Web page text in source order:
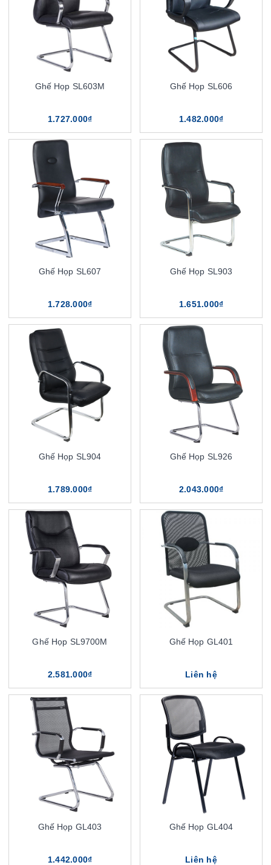
Ghế Họp SL603M
1.727.000₫
Ghế Họp SL606
1.482.000₫
Ghế Họp SL607
1.728.000₫
Ghế Họp SL903
1.651.000₫
Ghế Họp SL904
1.789.000₫
Ghế Họp SL926
2.043.000₫
Ghế Họp SL9700M
2.581.000₫
Ghế Họp GL401
Liên hệ
Ghế Họp GL403
1.442.000₫
Ghế Họp GL404
Liên hệ